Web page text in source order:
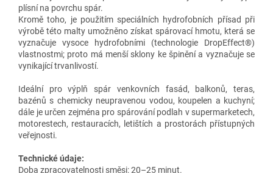
plísní na povrchu spár.
Kromě toho, je použitím speciálních hydrofobních přísad při
výrobě této malty umožněno získat spárovací hmotu, která se
vyznačuje vysoce hydrofobními (technologie DropEffect®)
vlastnostmi; proto má menší sklony ke špinění a vyznačuje se
vynikající trvanlivostí.
Ideální pro výplň spár venkovních fasád, balkonů, teras,
bazénů s chemicky neupravenou vodou, koupelen a kuchyní;
dále je určen zejména pro spárování podlah v supermarketech,
motorestech, restauracích, letištích a prostorách přístupných
veřejnosti.
Technické údaje:
Doba zpracovatelnosti směsi: 20–25 minut.